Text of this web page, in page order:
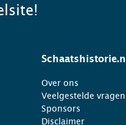
Schaatshistorie.nl
Over ons
Veelgestelde vragen
Sponsors
Disclaimer